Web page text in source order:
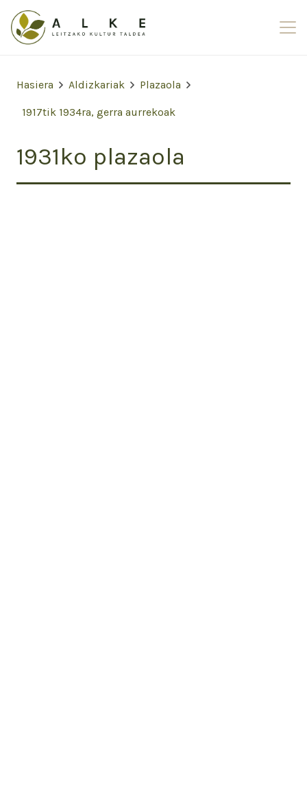
Hasiera Aldizkariak Plazaola
1917tik 1934ra, gerra aurrekoak
1931ko plazaola